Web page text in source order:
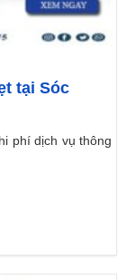
tại Sóc
phí dịch vụ thông